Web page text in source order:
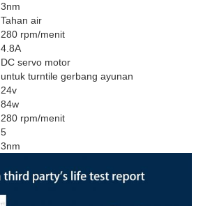
3nm
Tahan air
280 rpm/menit
4.8A
DC servo motor
untuk turntile gerbang ayunan
24v
84w
280 rpm/menit
5
3nm